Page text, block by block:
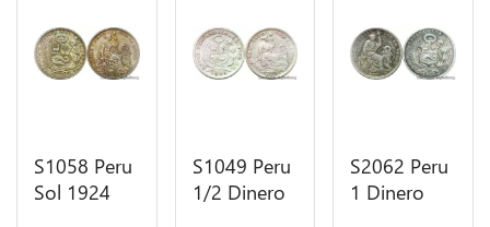
S1058 Peru
Sol 1924
S1049 Peru
1/2 Dinero
S2062 Peru
1 Dinero